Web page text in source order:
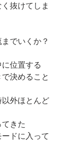
抜けてしま
でいくか？
位置する
決めること
外ほとんど
きた
ドに入って